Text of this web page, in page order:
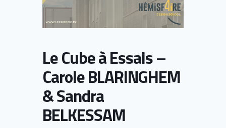
Le Cube à Essais –
Carole BLARINGHEM
& Sandra
BELKESSAM